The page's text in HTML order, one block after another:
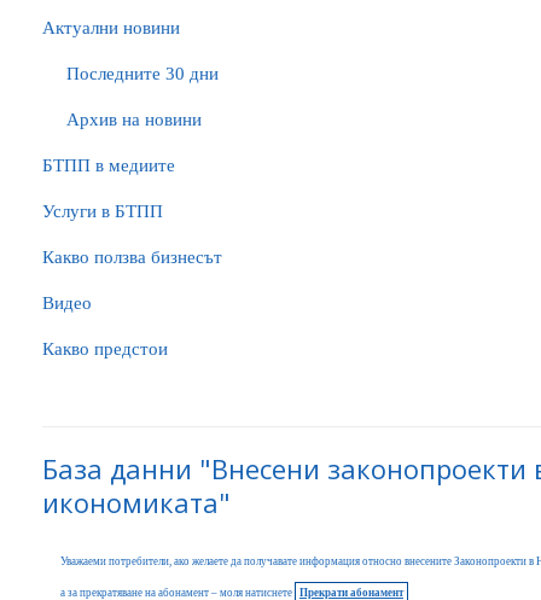
Актуални новини
Последните 30 дни
Архив на новини
БTПП в медиите
Услуги в БТПП
Какво ползва бизнесът
Видео
Какво предстои
База данни "Внесени
икономиката"
Уважаеми потребители, ако желаете да получавате информация относно внесените Законопроекти
а за прекратяване на абонамент – моля натиснете Прекрати абонамент